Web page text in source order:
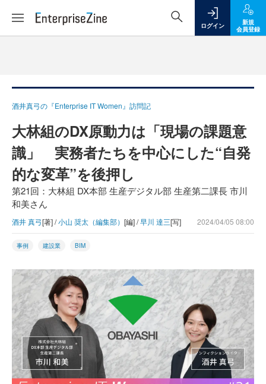
ログイン
新規
会員登録
酒井真弓の『Enterprise IT Women』訪問記
大林組のDX原動力は「現場の課題意
識」 実務者たちを中心にした“自発
的な変革”を後押し
第21回：大林組 DX本部 生産デジタル部 生産第二課長 市川
和美さん
酒井 真弓[著] /小山 奨太（編集部） [編] /早川 達三[写] 2024/04/05 08:00
事例 建設業 BIM